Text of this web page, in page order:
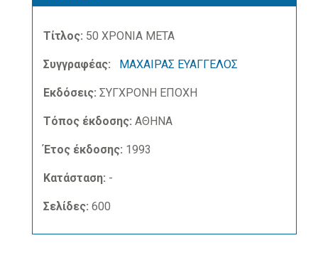
Τίτλος: 50 ΧΡΟΝΙΑ ΜΕΤΑ
Συγγραφέας: ΜΑΧΑΙΡΑΣ ΕΥΑΓΓΕΛΟΣ
Εκδόσεις: ΣΥΓΧΡΟΝΗ ΕΠΟΧΗ
Τόπος έκδοσης: ΑΘΗΝΑ
Έτος έκδοσης: 1993
Κατάσταση: -
Σελίδες: 600